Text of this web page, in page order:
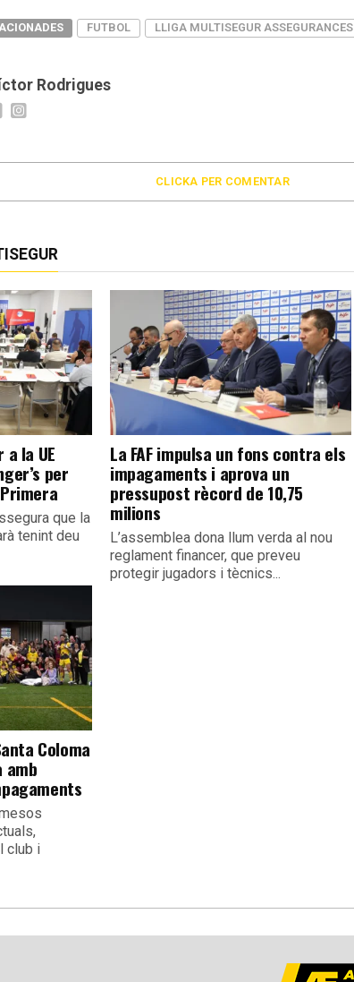
FUTBOL LLIGA MULTISEGUR ASSEGURANCES
Rodrigues
CLICKA PER COMENTAR
la UE
per
que la
tenint deu
La FAF impulsa un fons contra els
impagaments i aprova un
pressupost rècord de 10,75
milions
L’assemblea dona llum verda al nou
reglament financer, que preveu
protegir jugadors i tècnics...
Coloma
amb
club i